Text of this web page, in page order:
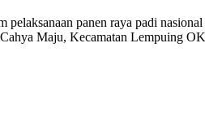
panen raya padi
Maju, Kecamatan Lempuing